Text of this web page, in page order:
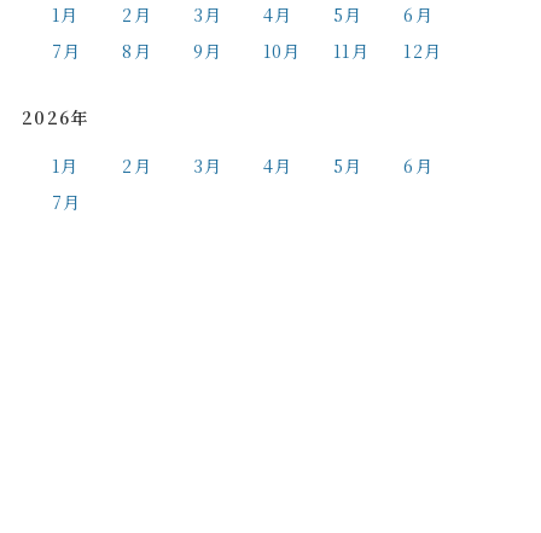
1月
2月 3月 4月 5月
6月
7月
8月 9月 10月 11月 12月
2026年
1月
2月 3月 4月 5月
6月
7月